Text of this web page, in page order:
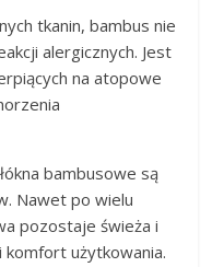
tkanin, bambus nie
alergicznych. Jest
na atopowe
bambusowe są
Nawet po wielu
pozostaje świeża i
komfort użytkowania.